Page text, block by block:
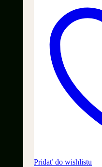
Pridať do wishlistu